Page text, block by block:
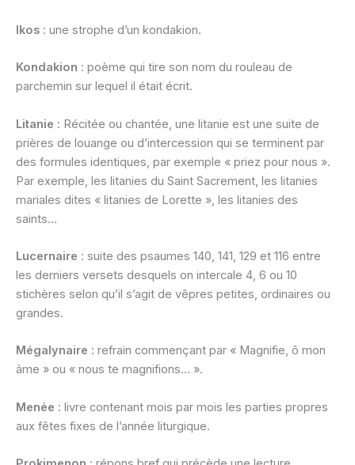
Ikos : une strophe d’un kondakion.
Kondakion : poème qui tire son nom du rouleau de
parchemin sur lequel il était écrit.
Litanie : Récitée ou chantée, une litanie est une suite de
prières de louange ou d’intercession qui se terminent par
des formules identiques, par exemple « priez pour nous ».
Par exemple, les litanies du Saint Sacrement, les litanies
mariales dites « litanies de Lorette », les litanies des
saints…
Lucernaire : suite des psaumes 140, 141, 129 et 116 entre
les derniers versets desquels on intercale 4, 6 ou 10
stichères selon qu’il s’agit de vêpres petites, ordinaires ou
grandes.
Mégalynaire : refrain commençant par « Magnifie, ô mon
âme » ou « nous te magnifions… ».
Menée : livre contenant mois par mois les parties propres
aux fêtes fixes de l’année liturgique.